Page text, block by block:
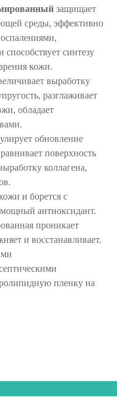
защищает
среды, эффективно
синтезу
кожи.
выработку
разглаживает
обладает
обновление
поверхность
коллагена,
и борется с
антиоксидант.
проникает
и восстанавливает.
пленку на